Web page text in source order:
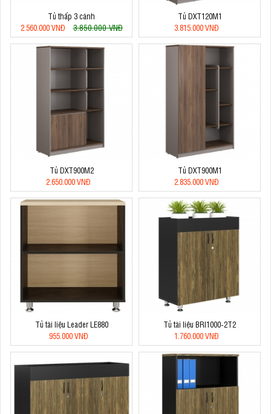
Tủ thấp 3 cánh
2.560.000 VNĐ
3.850.000 VNĐ
Tủ DXT120M1
3.815.000 VNĐ
Tủ DXT900M2
2.650.000 VNĐ
Tủ DXT900M1
2.835.000 VNĐ
Tủ tài liệu Leader LE880
955.000 VNĐ
Tủ tài liệu BRI1000-2T2
1.760.000 VNĐ